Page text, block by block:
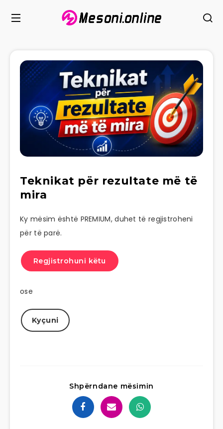
Teknikat për rezultate më të
mira
Ky mësim është PREMIUM, duhet të regjistroheni
për të parë.
Regjistrohuni këtu
ose
Kyçuni
Shpërndane mësimin